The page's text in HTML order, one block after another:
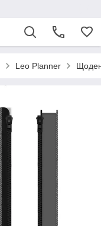
Leo Planner